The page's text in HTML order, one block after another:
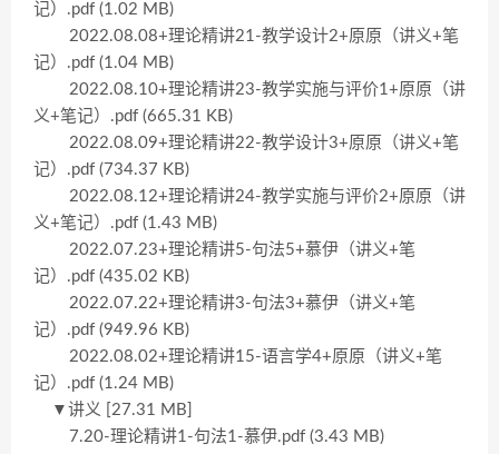
记）.pdf (1.02 MB)
2022.08.08+理论精讲21-教学设计2+原原（讲义+笔
记）.pdf (1.04 MB)
2022.08.10+理论精讲23-教学实施与评价1+原原（讲
义+笔记）.pdf (665.31 KB)
2022.08.09+理论精讲22-教学设计3+原原（讲义+笔
记）.pdf (734.37 KB)
2022.08.12+理论精讲24-教学实施与评价2+原原（讲
义+笔记）.pdf (1.43 MB)
2022.07.23+理论精讲5-句法5+慕伊（讲义+笔
记）.pdf (435.02 KB)
2022.07.22+理论精讲3-句法3+慕伊（讲义+笔
记）.pdf (949.96 KB)
2022.08.02+理论精讲15-语言学4+原原（讲义+笔
记）.pdf (1.24 MB)
▼讲义 [27.31 MB]
7.20-理论精讲1-句法1-慕伊.pdf (3.43 MB)